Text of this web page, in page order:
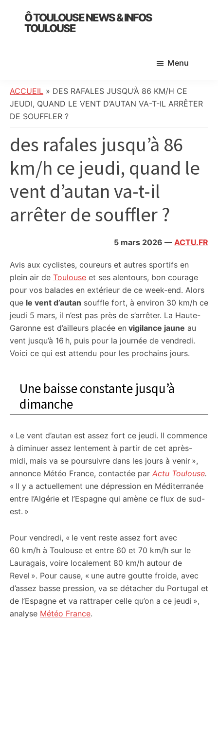
primary
Ô TOULOUSE NEWS & INFOS
TOULOUSE
:
info
locale,
culture,
politique,
météo,
faits
divers
initiatives
Menu
ACCUEIL » DES RAFALES JUSQU’À 86 KM/H CE
JEUDI, QUAND LE VENT D’AUTAN VA-T-IL ARRÊTER
DE SOUFFLER ?
des rafales jusqu’à 86
km/h ce jeudi, quand le
vent d’autan va-t-il
arrêter de souffler ?
5 mars 2026 — ACTU.FR
Avis aux cyclistes, coureurs et autres sportifs en
plein air de Toulouse et ses alentours, bon courage
pour vos balades en extérieur de ce week-end. Alors
que le vent d’autan souffle fort, à environ 30 km/h ce
jeudi 5 mars, il n’est pas près de s’arrêter. La Haute-
Garonne est d’ailleurs placée en vigilance jaune au
vent jusqu’à 16 h, puis pour la journée de vendredi.
Voici ce qui est attendu pour les prochains jours.
Une baisse constante jusqu’à
dimanche
« Le vent d’autan est assez fort ce jeudi. Il commence
à diminuer assez lentement à partir de cet après-
midi, mais va se poursuivre dans les jours à venir »,
annonce Météo France, contactée par Actu Toulouse.
« Il y a actuellement une dépression en Méditerranée
entre l’Algérie et l’Espagne qui amène ce flux de sud-
est. »
Pour vendredi, « le vent reste assez fort avec
60 km/h à Toulouse et entre 60 et 70 km/h sur le
Lauragais, voire localement 80 km/h autour de
Revel ». Pour cause, « une autre goutte froide, avec
d’assez basse pression, va se détacher du Portugal et
de l’Espagne et va rattraper celle qu’on a ce jeudi »,
analyse Météo France.